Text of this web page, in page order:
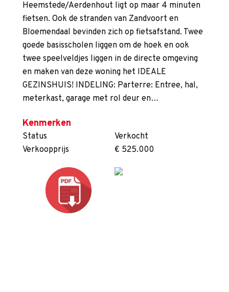
Heemstede/Aerdenhout ligt op maar 4 minuten
fietsen. Ook de stranden van Zandvoort en
Bloemendaal bevinden zich op fietsafstand. Twee
goede basisscholen liggen om de hoek en ook
twee speelveldjes liggen in de directe omgeving
en maken van deze woning het IDEALE
GEZINSHUIS! INDELING: Parterre: Entree, hal,
meterkast, garage met rol deur en…
Kenmerken
Status
Verkocht
Verkoopprijs
€ 525.000